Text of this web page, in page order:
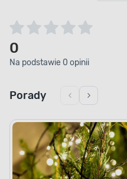
0
Na podstawie 0 opinii
Porady